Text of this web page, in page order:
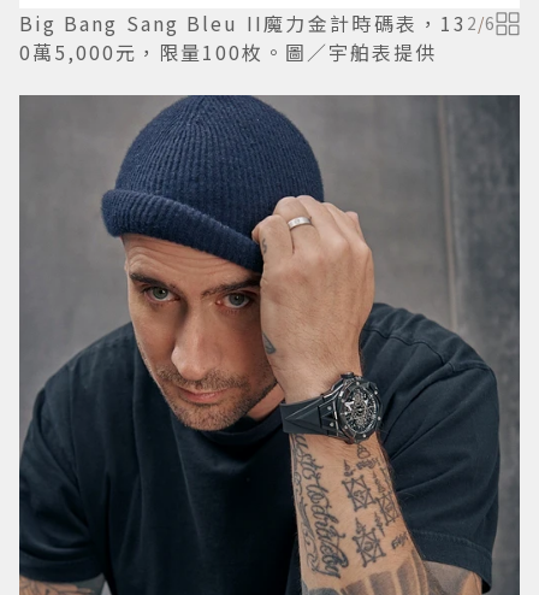
Big Bang Sang Bleu II魔力金計時碼表，13
0萬5,000元，限量100枚。圖／宇舶表提供
2/6